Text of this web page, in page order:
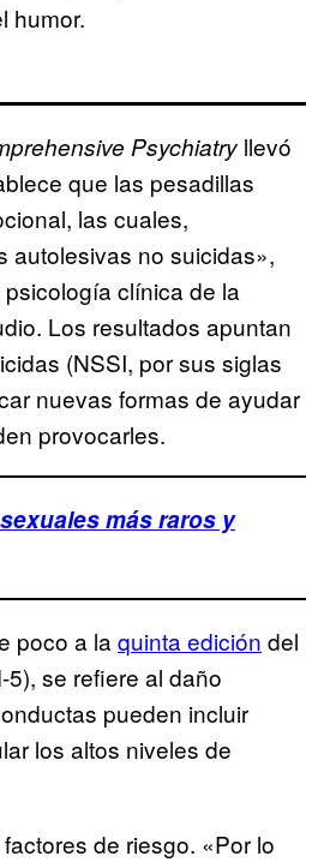
humor.
Psychiatry llevó
que las pesadillas
las cuales,
autolesivas no suicidas»,
clínica de la
Los resultados apuntan
(NSSI, por sus siglas
nuevas formas de ayudar
provocarles.
más raros y
poco a la quinta edición del
se refiere al daño
pueden incluir
los altos niveles de
de riesgo. «Por lo